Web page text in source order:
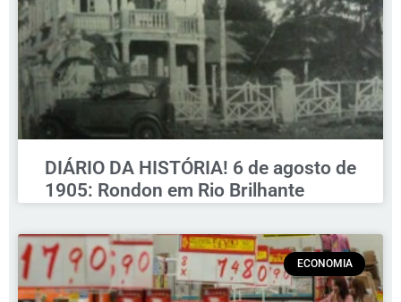
DIÁRIO DA HISTÓRIA! 6 de agosto de
1905: Rondon em Rio Brilhante
ECONOMIA